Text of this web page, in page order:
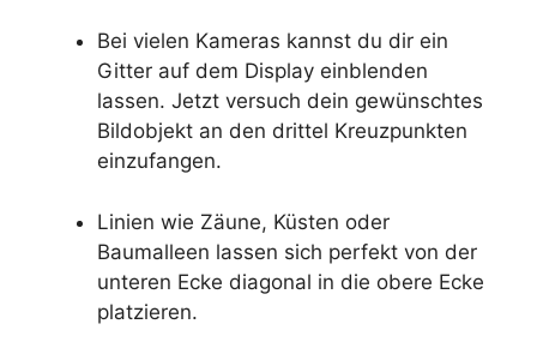
Bei vielen Kameras kannst du dir ein
Gitter auf dem Display einblenden
lassen. Jetzt versuch dein gewünschtes
Bildobjekt an den drittel Kreuzpunkten
einzufangen.
Linien wie Zäune, Küsten oder
Baumalleen lassen sich perfekt von der
unteren Ecke diagonal in die obere Ecke
platzieren.